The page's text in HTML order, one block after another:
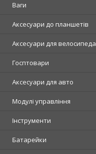
Ваги
Аксесуари до планшетів
Аксесуари для велосипеда
Госптовари
Аксесуари для авто
Модулі управління
Інструменти
Батарейки